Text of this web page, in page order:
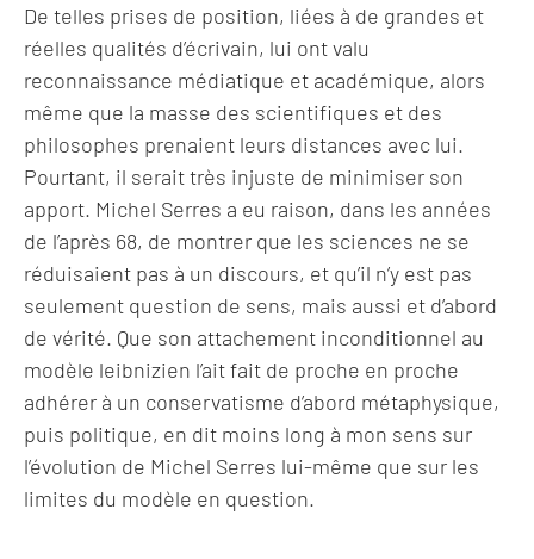
De telles prises de position, liées à de grandes et
réelles qualités d’écrivain, lui ont valu
reconnaissance médiatique et académique, alors
même que la masse des scientifiques et des
philosophes prenaient leurs distances avec lui.
Pourtant, il serait très injuste de minimiser son
apport. Michel Serres a eu raison, dans les années
de l’après 68, de montrer que les sciences ne se
réduisaient pas à un discours, et qu’il n’y est pas
seulement question de sens, mais aussi et d’abord
de vérité. Que son attachement inconditionnel au
modèle leibnizien l’ait fait de proche en proche
adhérer à un conservatisme d’abord métaphysique,
puis politique, en dit moins long à mon sens sur
l’évolution de Michel Serres lui-même que sur les
limites du modèle en question.